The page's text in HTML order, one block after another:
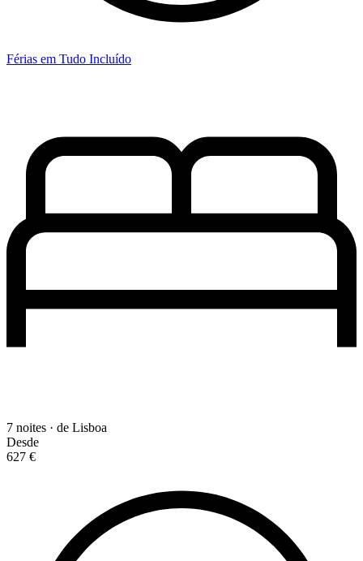
Férias em Tudo Incluído
7 noites · de Lisboa
Desde
627 €